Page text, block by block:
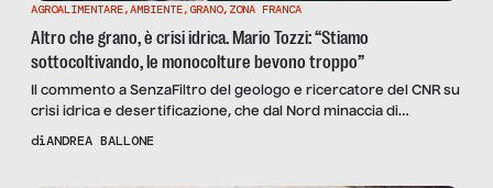
AGROALIMENTARE,AMBIENTE,GRANO, ZONA FRANCA
Altro che grano, è crisi idrica. Mario Tozzi: “Stiamo
sottocoltivando, le monocolture bevono troppo”
Il commento a SenzaFiltro del geologo e ricercatore del CNR su
crisi idrica e desertificazione, che dal Nord minaccia di
espandersi al Centro Italia, con effetti devastanti
diANDREA BALLONE